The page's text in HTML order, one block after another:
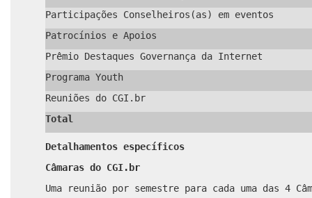
Participações Conselheiros(as) em eventos
Patrocínios e Apoios
Prêmio Destaques Governança da Internet
Programa Youth
Reuniões do CGI.br
Total
Detalhamentos específicos
Câmaras do CGI.br
Uma reunião por semestre para cada uma das 4